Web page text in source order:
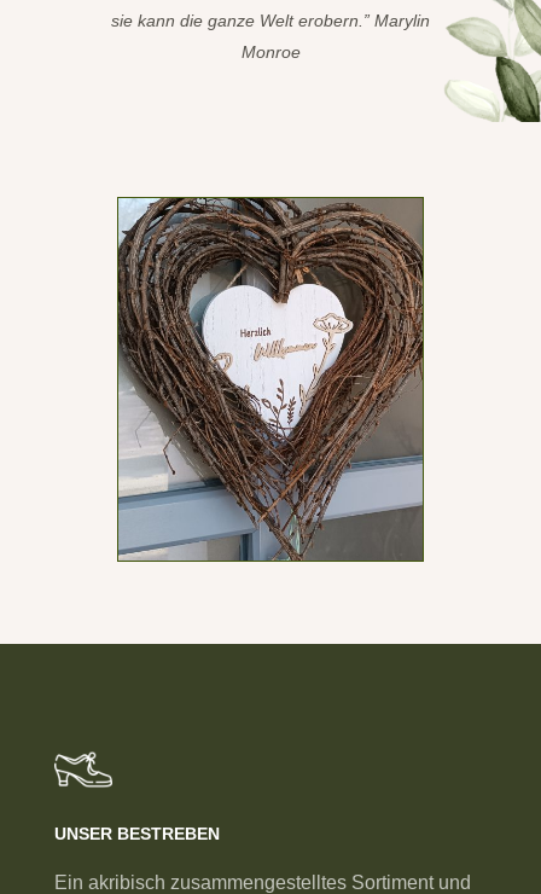
sie kann die ganze Welt erobern.” Marylin
Monroe
UNSER BESTREBEN
Ein akribisch zusammengestelltes Sortiment und